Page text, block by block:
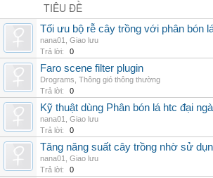
TIÊU ĐỀ
Tối ưu bộ rễ cây trồng với phân bón
nana01
Giao lưu
Trả lời:
0
Faro scene filter plugin
Drograms Thông gió thông thường
Trả lời:
0
Kỹ thuật dùng Phân bón lá htc đại
nana01
Giao lưu
Trả lời:
0
Tăng năng suất cây trồng nhờ sử
nana01
Giao lưu
Trả lời:
0